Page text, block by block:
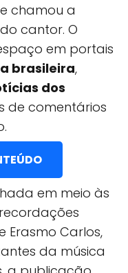
chamou a
cantor. O
em portais
brasileira,
dos
de comentários
em meio às
Erasmo Carlos,
da música